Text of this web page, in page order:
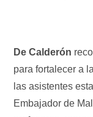
De Calderón
para fortalecer a
las asistentes
Embajador de